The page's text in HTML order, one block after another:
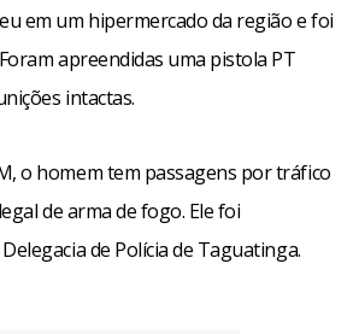
em um hipermercado da região e foi
apreendidas uma pistola PT
intactas.
o homem tem passagens por tráfico
de arma de fogo. Ele foi
de Polícia de Taguatinga.